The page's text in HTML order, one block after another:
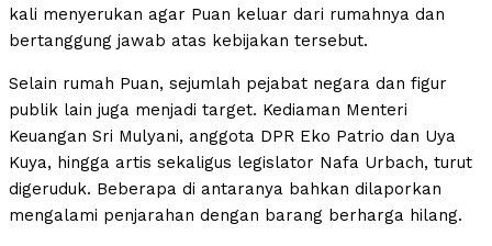
kali menyerukan agar Puan keluar dari rumahnya dan
bertanggung jawab atas kebijakan tersebut.
Selain rumah Puan, sejumlah pejabat negara dan figur
publik lain juga menjadi target. Kediaman Menteri
Keuangan Sri Mulyani, anggota DPR Eko Patrio dan Uya
Kuya, hingga artis sekaligus legislator Nafa Urbach, turut
digeruduk. Beberapa di antaranya bahkan dilaporkan
mengalami penjarahan dengan barang berharga hilang.